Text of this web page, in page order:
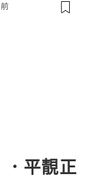
平靚正